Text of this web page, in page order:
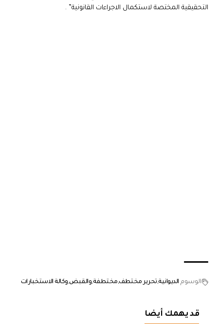
التحقيقية المختصة لاستكمال الاجراءات القانونية” .
الوسوم الديوانية تحرير مختطف مختطفةوالقبض وكالة الاستخبارات
قد يهمك أيضا